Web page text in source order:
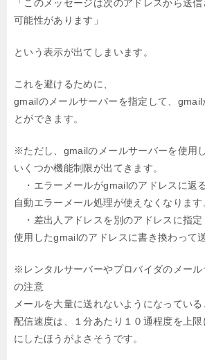
「このメッセージは次のアドレスから送
可能性があります」
という表示が出てしまいます。
これを避けるために、
gmailのメールサーバーを指定して、gmail
とができます。
※ただし、gmailのメールサーバーを使用
いくつか機能制限が出てきます。
・エラーメールがgmailのアドレスに返
自動エラーメール処理が使えなくなります
・差出人アドレスを別のアドレスに指定
使用したgmailのアドレスに書き換わって
※レンタルサーバーやプロバイダのメール
の注意
メールを大量に送れないようになっている
配信速度は、１分あたり１０通程度を上限
にしたほうがよさそうです。